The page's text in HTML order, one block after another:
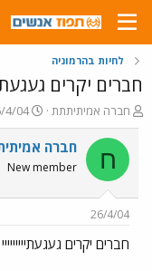
לחיות בהרמוניה
חברים יקרים
פ
ו
ת
ח
ה
ש
א
חברה אמיתיתתת
פ
ו
ר
ם
ר
4/04
ח חברה
New member
26/4/04
חברים יקרים געגעתייייייייי